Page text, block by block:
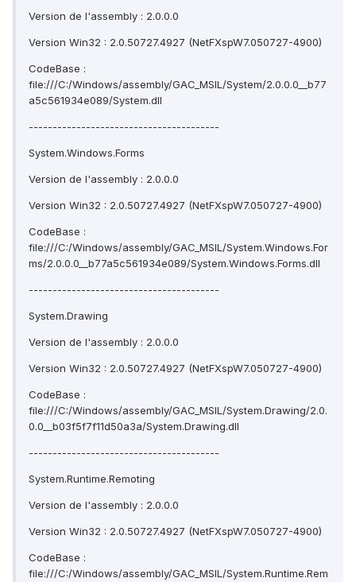
Version de l'assembly : 2.0.0.0
Version Win32 : 2.0.50727.4927 (NetFXspW7.050727-4900)
CodeBase :
file:///C:/Windows/assembly/GAC_MSIL/System/2.0.0.0__b77
a5c561934e089/System.dll
----------------------------------------
System.Windows.Forms
Version de l'assembly : 2.0.0.0
Version Win32 : 2.0.50727.4927 (NetFXspW7.050727-4900)
CodeBase :
file:///C:/Windows/assembly/GAC_MSIL/System.Windows.For
ms/2.0.0.0__b77a5c561934e089/System.Windows.Forms.dll
----------------------------------------
System.Drawing
Version de l'assembly : 2.0.0.0
Version Win32 : 2.0.50727.4927 (NetFXspW7.050727-4900)
CodeBase :
file:///C:/Windows/assembly/GAC_MSIL/System.Drawing/2.0.
0.0__b03f5f7f11d50a3a/System.Drawing.dll
----------------------------------------
System.Runtime.Remoting
Version de l'assembly : 2.0.0.0
Version Win32 : 2.0.50727.4927 (NetFXspW7.050727-4900)
CodeBase :
file:///C:/Windows/assembly/GAC_MSIL/System.Runtime.Rem